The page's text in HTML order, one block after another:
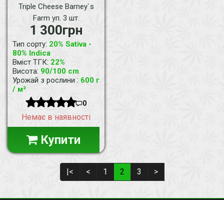
Triple Cheese Barney`s
Farm уп. 3 шт.
1 300грн
Тип сорту: 20% Sativa -
80% Indica
Вміст ТГК: 22%
Висота: 90/100 cm
Урожай з рослини : 600 г
/ м²
0
Немає в наявності
Купити
|< < 1 2 3 >